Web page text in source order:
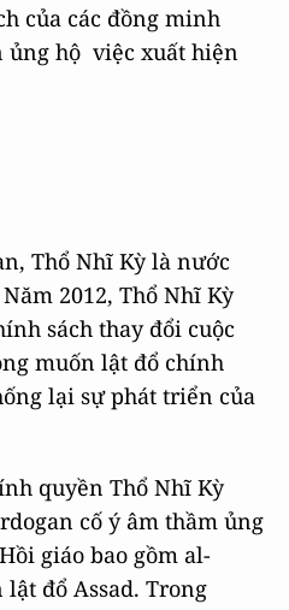
của các đồng minh
hộ việc xuất hiện
Thổ Nhĩ Kỳ là nước
2012, Thổ Nhĩ Kỳ
sách thay đổi cuộc
muốn lật đổ chính
lại sự phát triển của
quyền Thổ Nhĩ Kỳ
cố ý âm thầm ủng
giáo bao gồm al-
đổ Assad. Trong